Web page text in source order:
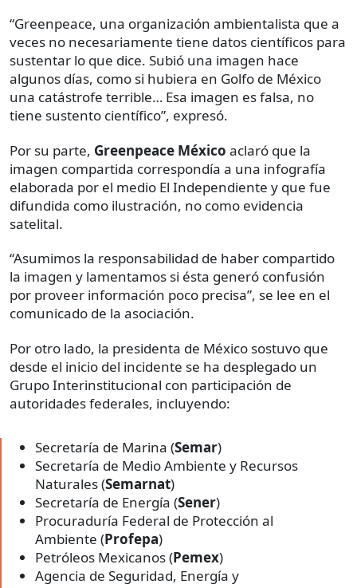
“Greenpeace, una organización ambientalista que a
veces no necesariamente tiene datos científicos para
sustentar lo que dice. Subió una imagen hace
algunos días, como si hubiera en Golfo de México
una catástrofe terrible… Esa imagen es falsa, no
tiene sustento científico”, expresó.
Por su parte, Greenpeace México aclaró que la
imagen compartida correspondía a una infografía
elaborada por el medio El Independiente y que fue
difundida como ilustración, no como evidencia
satelital.
“Asumimos la responsabilidad de haber compartido
la imagen y lamentamos si ésta generó confusión
por proveer información poco precisa”, se lee en el
comunicado de la asociación.
Por otro lado, la presidenta de México sostuvo que
desde el inicio del incidente se ha desplegado un
Grupo Interinstitucional con participación de
autoridades federales, incluyendo:
Secretaría de Marina (Semar)
Secretaría de Medio Ambiente y Recursos
Naturales (Semarnat)
Secretaría de Energía (Sener)
Procuraduría Federal de Protección al
Ambiente (Profepa)
Petróleos Mexicanos (Pemex)
Agencia de Seguridad, Energía y